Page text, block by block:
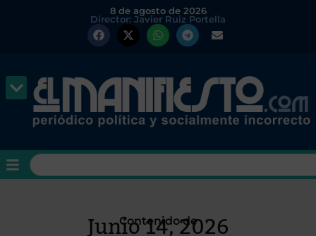
8 de agosto de 2026
Director: Javier Ruiz Portella
Contenido de
Junio 14, 2026